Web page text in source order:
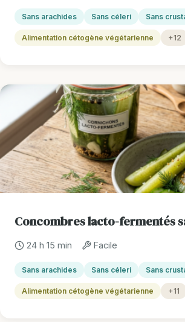
Sans arachides Sans céleri Sans
Alimentation cétogène végétarienne +12
Concombres lacto-fermentés
24 h 15 min Facile
Sans arachides Sans céleri Sans
Alimentation cétogène végétarienne +11